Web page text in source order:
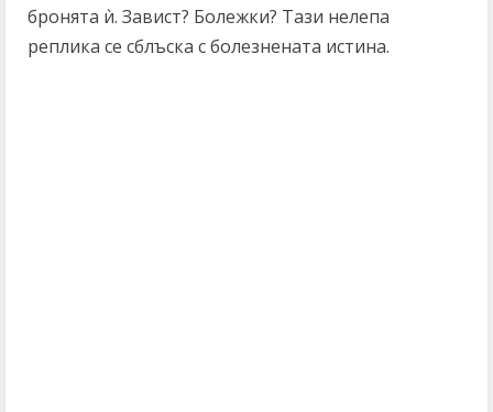
бронята ѝ. Завист? Болежки? Тази нелепа
реплика се сблъска с болезнената истина.